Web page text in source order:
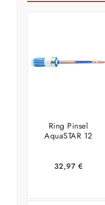
Ring Pinsel
AquaSTAR 12
32,97 €